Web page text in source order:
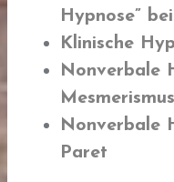
Hypnose”
Klinische
Nonverbale
Mesmerismus
Nonverbale
Paret